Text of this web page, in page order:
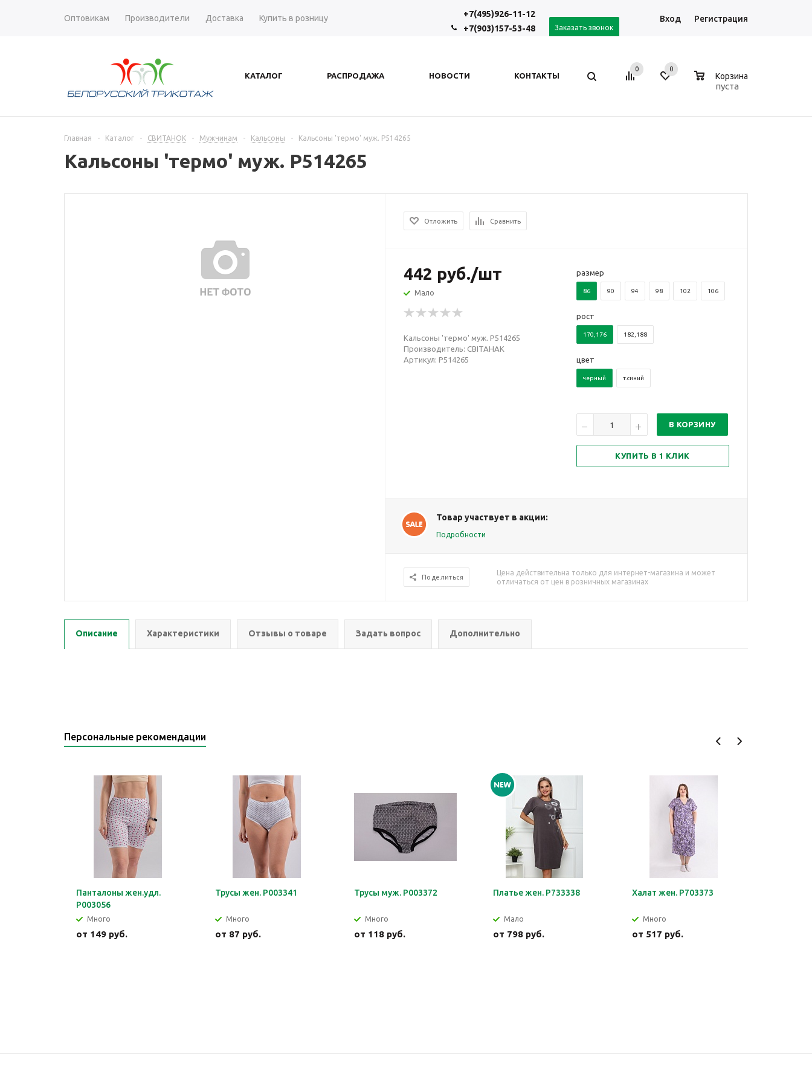
Оптовикам Производители Доставка Купить в розницу
+7(495)926-11-12
+7(903)157-53-48
Заказать звонок
Вход Регистрация
КАТАЛОГ РАСПРОДАЖА НОВОСТИ КОНТАКТЫ
0 0
Корзина
пуста
Главная - Каталог - СВИТАНОК - Мужчинам - Кальсоны - Кальсоны 'термо' муж. Р514265
Кальсоны 'термо' муж. Р514265
Отложить Сравнить
442 руб./шт
Мало
Кальсоны 'термо' муж. Р514265
Производитель: СВIТАНАК
Артикул: Р514265
размер
86 90 94 98 102 106
рост
170,176 182,188
цвет
черный т.синий
В КОРЗИНУ
КУПИТЬ В 1 КЛИК
Товар участвует в акции:
Подробности
Поделиться
Цена действительна только для интернет-магазина и может
отличаться от цен в розничных магазинах
Описание Характеристики Отзывы о товаре Задать вопрос Дополнительно
Персональные рекомендации
Панталоны жен.удл.
Р003056
Много
от 149 руб.
Трусы жен. Р003341
Много
от 87 руб.
Трусы муж. Р003372
Много
от 118 руб.
Платье жен. Р733338
Мало
от 798 руб.
Халат жен. Р703373
Много
от 517 руб.